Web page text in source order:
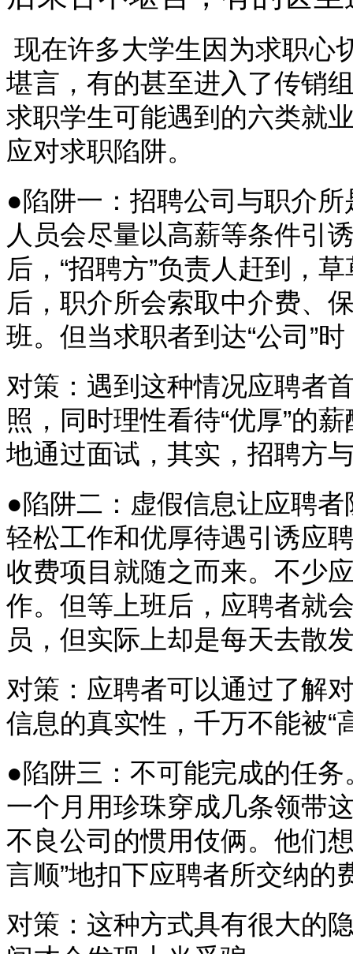
现在许多大学生因为求职心
堪言，有的甚至进入了传销
求职学生可能遇到的六类就
应对求职陷阱。
●陷阱一：招聘公司与职介
人员会尽量以高薪等条件引
后，“招聘方”负责人赶到，
后，职介所会索取中介费、
班。但当求职者到达“公司”
对策：遇到这种情况应聘者
照，同时理性看待“优厚”的
地通过面试，其实，招聘方
●陷阱二：虚假信息让应聘
轻松工作和优厚待遇引诱应
收费项目就随之而来。不少
作。但等上班后，应聘者就
员，但实际上却是每天去散
对策：应聘者可以通过了解
信息的真实性，千万不能被“
●陷阱三：不可能完成的任
一个月用珍珠穿成几条领带
不良公司的惯用伎俩。他们
言顺”地扣下应聘者所交纳的
对策：这种方式具有很大的